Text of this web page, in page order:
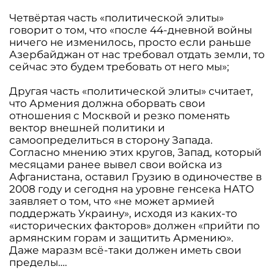
Четвёртая часть «политической элиты»
говорит о том, что «после 44-дневной войны
ничего не изменилось, просто если раньше
Азербайджан от нас требовал отдать земли, то
сейчас это будем требовать от него мы»;
Другая часть «политической элиты» считает,
что Армения должна оборвать свои
отношения с Москвой и резко поменять
вектор внешней политики и
самоопределиться в сторону Запада.
Согласно мнению этих кругов, Запад, который
месяцами ранее вывел свои войска из
Афганистана, оставил Грузию в одиночестве в
2008 году и сегодня на уровне генсека НАТО
заявляет о том, что «не может армией
поддержать Украину», исходя из каких-то
«исторических факторов» должен «прийти по
армянским горам и защитить Армению».
Даже маразм всё-таки должен иметь свои
пределы….